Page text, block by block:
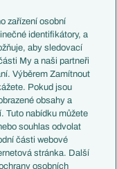
zařízení osobní
identifikátory, a
aby sledovací
My a naši partneři
Výběrem Zamítnout
Pokud jsou
obsahy a
Tuto nabídku můžete
souhlas odvolat
části webové
stránka. Další
osobních